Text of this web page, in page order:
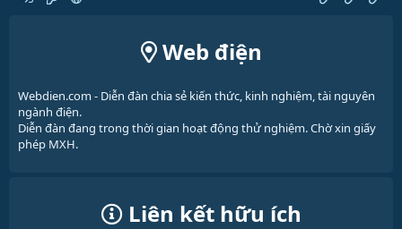
Web điện
Webdien.com - Diễn đàn chia sẻ kiến thức, kinh nghiệm, tài nguyên
ngành điện.
Diễn đàn đang trong thời gian hoạt động thử nghiệm. Chờ xin giấy
phép MXH.
Liên kết hữu ích